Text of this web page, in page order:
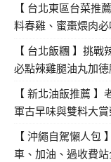
【 台北東區台菜推
料春雞、蜜棗煨肉
【 台北飯糰 】挑
必點辣雞腿油丸加
【 新北油飯推薦
軍古早味與雙料大
【 沖繩自駕懶人包
車、加油、過收費